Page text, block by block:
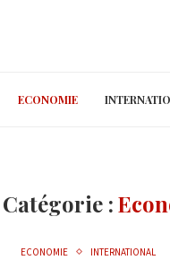
ECONOMIE
Catégorie :
ECONOMIE INTERNATIONAL